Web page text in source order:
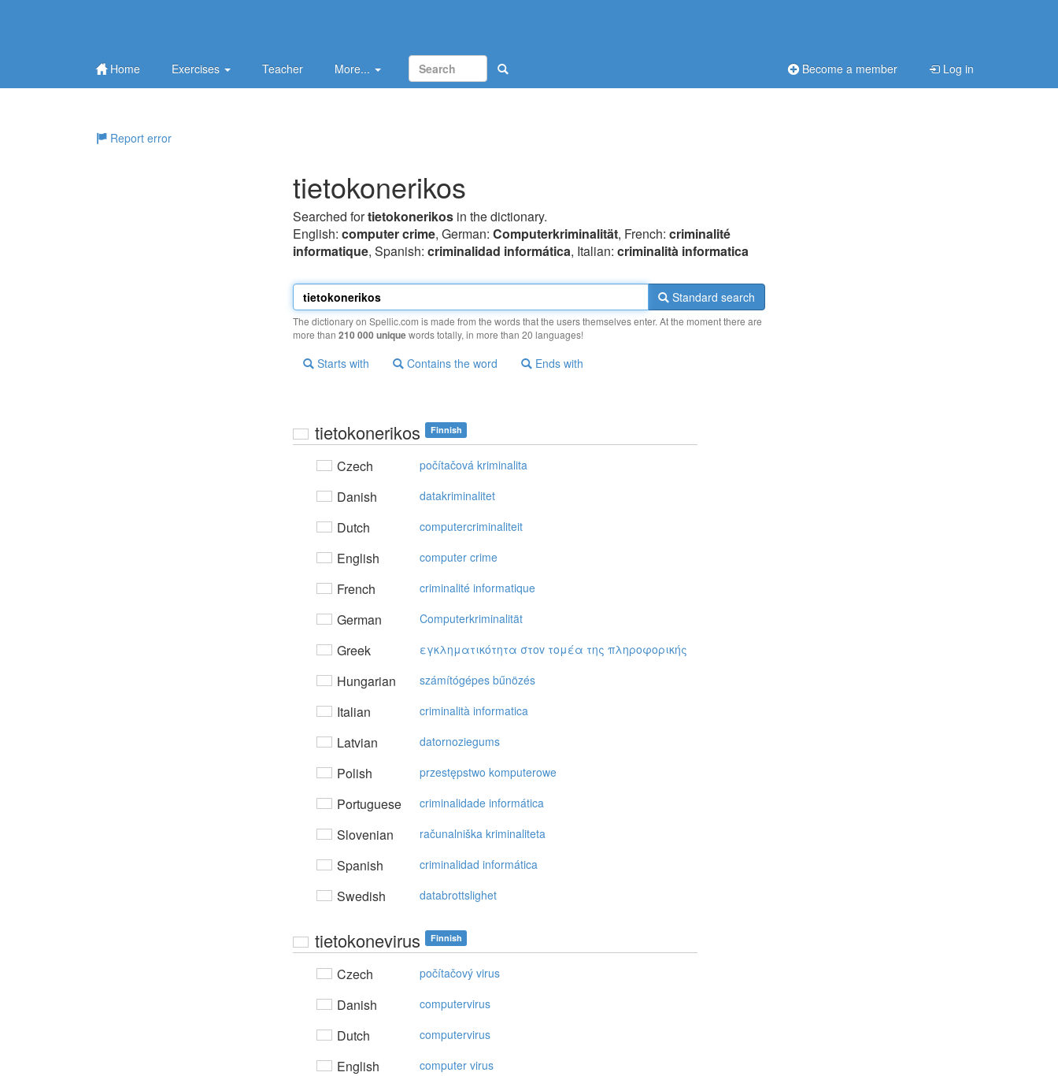
Home Exercises Teacher More... Become a member Log in
Report error
tietokonerikos
Searched fortietokonerikos in the dictionary.
English: computer crime, German: Computerkriminalität, French: criminalité
informatique, Spanish: criminalidad informática, Italian: criminalità informatica
Standard search
The dictionary on Spellic.com is made from the words that the users themselves enter. At the moment there are
more than 210 000 uniquewords totally, in more than 20 languages!
Starts with Contains the word Ends with
tietokonerikos Finnish
Czech počítačová kriminalita
Danish datakriminalitet
Dutch computercriminaliteit
English computer crime
French criminalité informatique
German Computerkriminalität
Greek εγκληματικότητα στov τoμέα της πληρoφoρικής
Hungarian számítógépes bűnözés
Italian criminalità informatica
Latvian datornoziegums
Polish przestępstwo komputerowe
Portuguese criminalidade informática
Slovenian računalniška kriminaliteta
Spanish criminalidad informática
Swedish databrottslighet
tietokonevirus Finnish
Czech počítačový virus
Danish computervirus
Dutch computervirus
English computer virus